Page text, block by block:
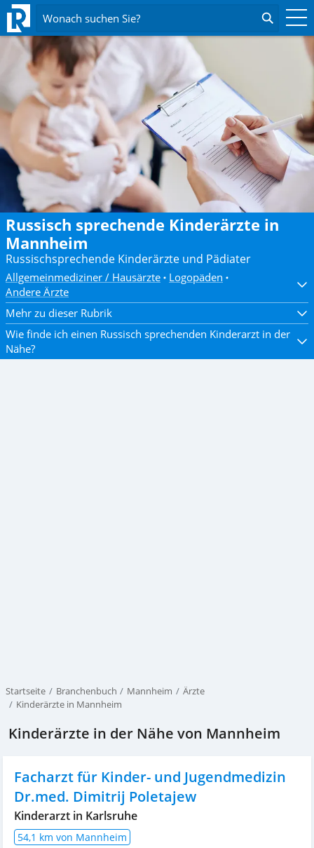
Wonach suchen Sie?
Russisch sprechende Kinderärzte in
Mannheim
Russischsprechende Kinderärzte und Pädiater
Allgemeinmediziner / Hausärzte
Logopäden
Andere Ärzte
Mehr zu dieser Rubrik
Wie finde ich einen Russisch sprechenden Kinderarzt in der
Nähe?
Startseite Branchenbuch Mannheim
Ärzte
Kinderärzte in Mannheim
Kinderärzte in der Nähe von Mannheim
Facharzt für Kinder- und Jugendmedizin
Dr.med. Dimitrij Poletajew
Kinderarzt in Karlsruhe
54,1 km von Mannheim